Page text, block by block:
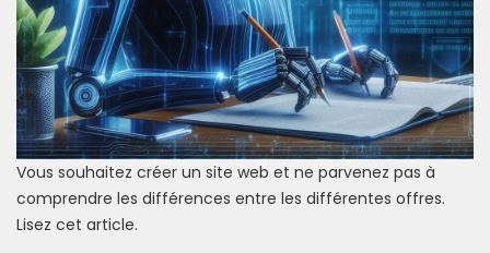
Vous souhaitez créer un site web et ne parvenez pas à
comprendre les différences entre les différentes offres.
Lisez cet article.